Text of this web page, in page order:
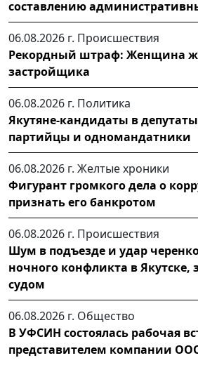
составлению
06.08.2026 г. Происшествия
Рекордный штраф: Женщина
застройщика
06.08.2026 г. Политика
Якутяне-кандидаты в
партийцы и одномандатники
06.08.2026 г. Желтые хроники
Фигурант громкого дела о
признать его банкротом
06.08.2026 г. Происшествия
Шум в подъезде и удар
ночного конфликта в Якутске,
судом
06.08.2026 г. Общество
В УФСИН состоялась рабочая
представителем компании